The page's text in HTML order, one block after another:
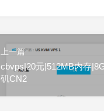
上一篇
cbvps|20元|512MB内存
矶CN2